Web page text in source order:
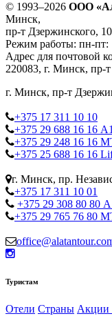
© 1993–2026 ООО
Минск,
пр-т Дзержинского,
Режим работы: пн-пт:
Адрес для почтовой
220083, г. Минск, пр-
г. Минск, пр-т
+375 17 311 10 10
+375 29 688 16 16 А1
+375 29 248 16 16
+375 25 688 16 16
г. Минск, пр.
+375 17 311 10 01
+375 29 308 80 80
+375 29 765 76 80
Туристам
Отели Страны Акции